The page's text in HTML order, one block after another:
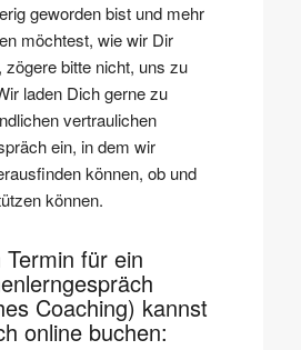
geworden bist und mehr
möchtest, wie wir Dir
zögere bitte nicht, uns zu
laden Dich gerne zu
vertraulichen
ein, in dem wir
können, ob und
können.
Termin für ein
Coaching) kannst
online buchen: